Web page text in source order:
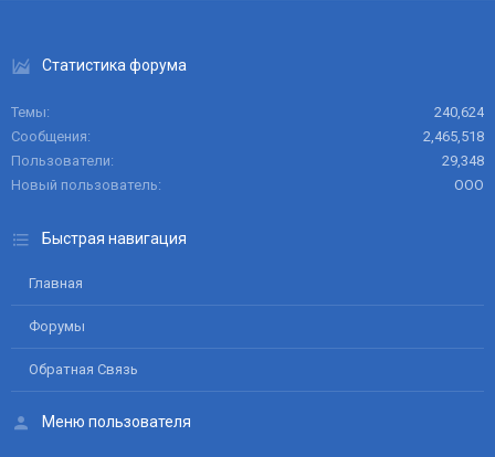
Статистика форума
Темы
240,624
Сообщения
2,465,518
Пользователи
29,348
Новый пользователь
ООО
Быстрая навигация
Главная
Форумы
Обратная Связь
Меню пользователя